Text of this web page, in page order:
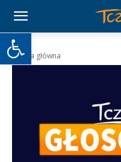
Otwórz pasek narzędzi
Strona główna